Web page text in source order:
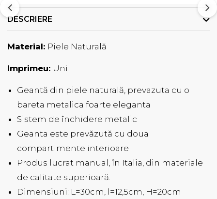
DESCRIERE
Material: Piele Naturală
Imprimeu: Uni
Geantă din piele naturală, prevazuta cu o
bareta metalica foarte eleganta
Sistem de închidere metalic
Geanta este prevăzută cu doua
compartimente interioare
Produs lucrat manual, în Italia, din materiale
de calitate superioară.
Dimensiuni: L=30cm, l=12,5cm, H=20cm